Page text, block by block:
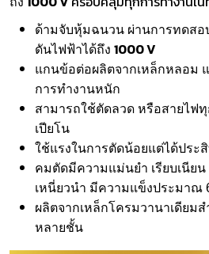
ด้ามจับหุ้มฉนวน ผ่านการทดสอ
ดันไฟฟ้าได้ถึง 1000 V
แกนข้อต่อผลิตจากเหล็กหลอม
การทำงานหนัก
สามารถใช้ตัดลวด หรือสายไฟ
เปียโน
ใช้แรงในการตัดน้อยแต่ได้ประ
คมตัดมีความแม่นยำ เรียบเนีย
เหนี่ยวนำ มีความแข็งประมาณ
ผลิตจากเหล็กโครมวานาเดียม
หลายชั้น